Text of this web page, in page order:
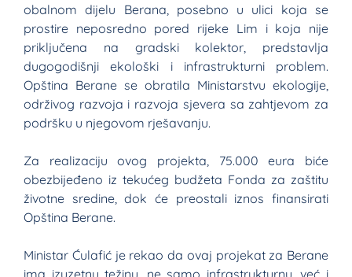
obalnom dijelu Berana, posebno u ulici koja se
prostire neposredno pored rijeke Lim i koja nije
priključena na gradski kolektor, predstavlja
dugogodišnji ekološki i infrastrukturni problem.
Opština Berane se obratila Ministarstvu ekologije,
održivog razvoja i razvoja sjevera sa zahtjevom za
podršku u njegovom rješavanju.
Za realizaciju ovog projekta, 75.000 eura biće
obezbijeđeno iz tekućeg budžeta Fonda za zaštitu
životne sredine, dok će preostali iznos finansirati
Opština Berane.
Ministar Ćulafić je rekao da ovaj projekat za Berane
ima izuzetnu težinu, ne samo infrastrukturnu, već i